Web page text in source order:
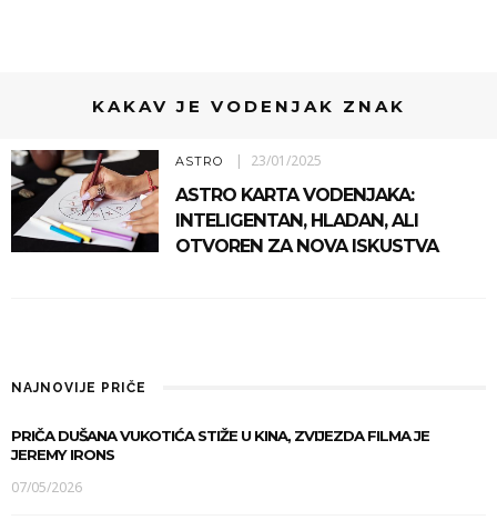
KAKAV JE VODENJAK ZNAK
ASTRO 23/01/2025
ASTRO KARTA VODENJAKA:
INTELIGENTAN, HLADAN, ALI
OTVOREN ZA NOVA ISKUSTVA
NAJNOVIJE PRIČE
PRIČA DUŠANA VUKOTIĆA STIŽE U KINA, ZVIJEZDA FILMA JE
JEREMY IRONS
07/05/2026